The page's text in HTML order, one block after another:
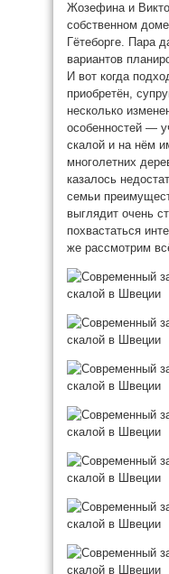
Жозефина и
собственном
Гётеборге. Пара
вариантов
И вот когда
приобретён,
несколько
особенностей —
скалой и на нём
многолетних
казалось
семьи
выглядит очень
похвастаться
же рассмотрим